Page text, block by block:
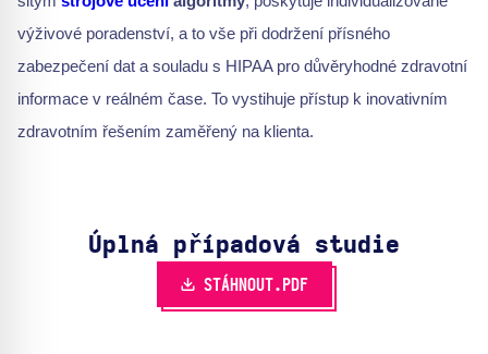
výživové poradenství, a to vše při dodržení přísného
zabezpečení dat a souladu s HIPAA pro důvěryhodné zdravotní
informace v reálném čase. To vystihuje přístup k inovativním
zdravotním řešením zaměřený na klienta.
Úplná případová studie
STÁHNOUT.PDF